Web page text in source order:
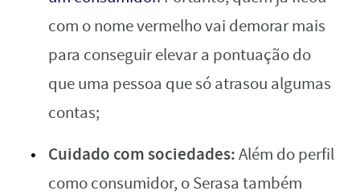
com o nome vermelho vai demorar mais
para conseguir elevar a pontuação do
que uma pessoa que só atrasou algumas
contas;
Cuidado com sociedades:Além do perfil
como consumidor, o Serasa também